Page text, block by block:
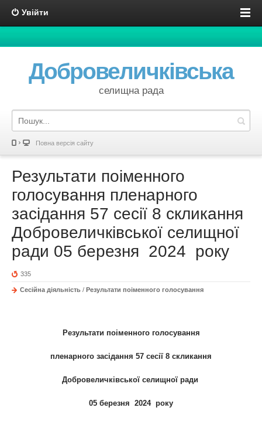
Увійти
Добровеличківська
селищна рада
Повна версія сайту
Результати поіменного
голосування пленарного
засідання 57 сесії 8 скликання
Добровеличківської селищної
ради 05 березня 2024 року
335
Сесійна діяльність / Результати поіменного голосування
Результати поіменного голосування
пленарного засідання 57 сесії 8 скликання
Добровеличківської селищної ради
05 березня 2024 року